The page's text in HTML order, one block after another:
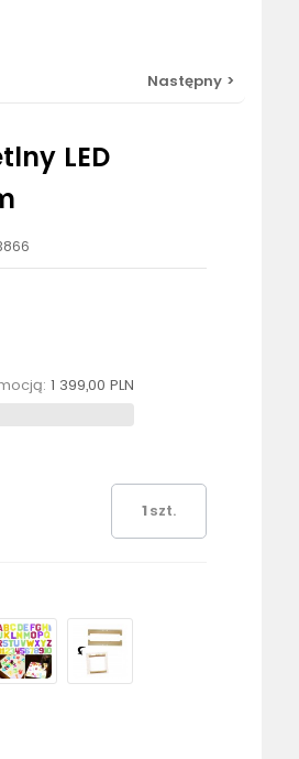
Następny >
LED
1 399,00 PLN
szt.